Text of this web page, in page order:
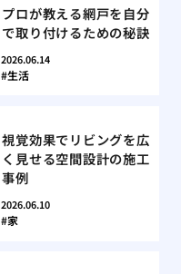
プロが教える網戸を自分
で取り付けるための秘訣
2026.06.14
生活
視覚効果でリビングを広
く見せる空間設計の施工
事例
2026.06.10
家